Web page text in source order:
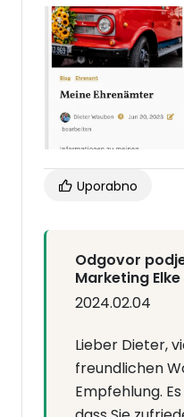
eine zuverlässige
Ich empfehle
Wirtz auf jeden Fall
Uporabno
Odgovor
Marketing
2024.02.04
Lieber Dieter,
freundlichen
Empfehlung.